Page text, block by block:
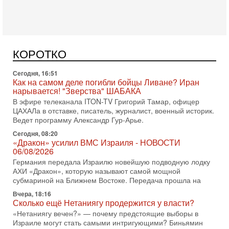
КОРОТКО
ЦАХАЛа в отставке, писатель, журналист, военный историк.
Ведет программу Александр Гур-Арье.
Сегодня, 08:20
«Дракон» усилил ВМС Израиля - НОВОСТИ
06/08/2026
Германия передала Израилю новейшую подводную лодку
АХИ «Дракон», которую называют самой мощной
субмариной на Ближнем Востоке. Передача прошла на
Вчера, 18:16
Сколько ещё Нетаниягу продержится у власти?
«Нетаниягу вечен?» — почему предстоящие выборы в
Израиле могут стать самыми интригующими? Биньямин
Нетаниягу снова уверенно заявляет, что победа на
Вчера, 08:51
Трамп пригрозил Ирану ударом - НОВОСТИ
05/08/2026
Президент США Дональд Трамп сегодня заявил, что